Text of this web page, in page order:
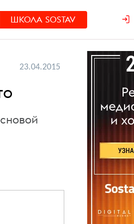
ШКОЛА SOSTAV
23.04.2015